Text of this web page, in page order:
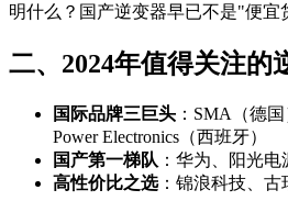
明什么？国产逆变器早已不是"便宜
二、2024年值得关注的
国际品牌三巨头 ：SMA（德
Power Electronics（西班牙）
国产第一梯队 ：华为、阳光
高性价比之选：锦浪科技、古